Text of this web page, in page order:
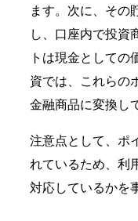
ます。次に、その
し、口座内で投資
トは現金としての
資では、これらの
金融商品に変換し
注意点として、ポ
れているため、利
対応しているかを